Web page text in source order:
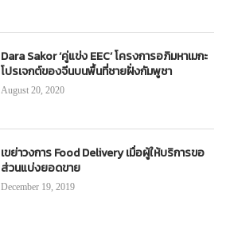
Dara Sakor ‘คู่แข่ง EEC’ โครงการอภิมหาเมกะ
โปรเจกต์ของจีนบนพื้นที่ชายฝั่งกัมพูชา
August 20, 2020
เขย่าวงการ Food Delivery เมื่อผู้ให้บริการขอ
ส่วนแบ่งยอดขาย
December 19, 2019